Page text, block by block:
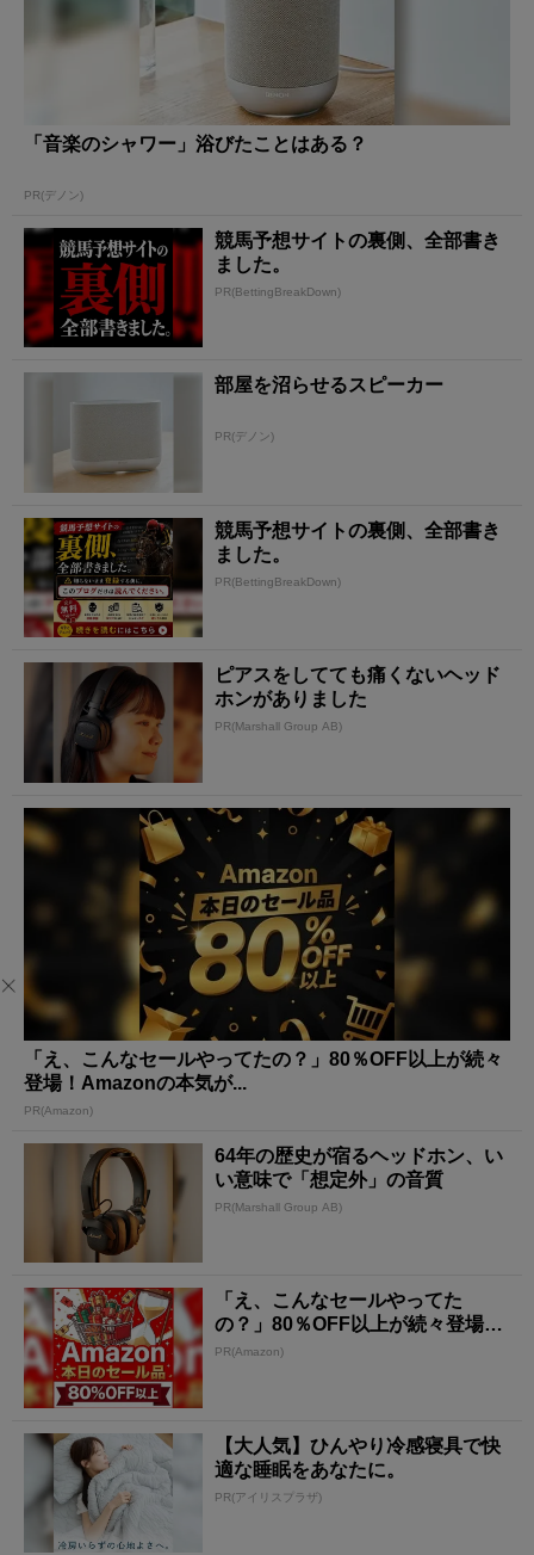
「音楽のシャワー」浴びたことはある？
PR(デノン)
競馬予想サイトの裏側、全部書き
ました。
PR(BettingBreakDown)
部屋を沼らせるスピーカー
PR(デノン)
競馬予想サイトの裏側、全部書き
ました。
PR(BettingBreakDown)
ピアスをしてても痛くないヘッド
ホンがありました
PR(Marshall Group AB)
「え、こんなセールやってたの？」80％OFF以上が続々
登場！Amazonの本気が...
PR(Amazon)
64年の歴史が宿るヘッドホン、い
い意味で「想定外」の音質
PR(Marshall Group AB)
「え、こんなセールやってた
の？」80％OFF以上が続々登場！
Amazonの本気が...
PR(Amazon)
【大人気】ひんやり冷感寝具で快
適な睡眠をあなたに。
PR(アイリスプラザ)